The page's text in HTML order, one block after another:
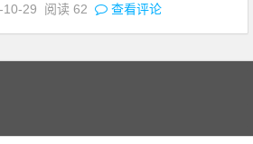
10-29 阅读62 查看评论